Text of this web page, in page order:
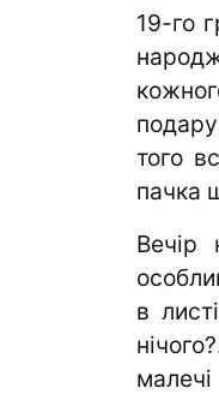
19-го
того
пачка
Вечір
в